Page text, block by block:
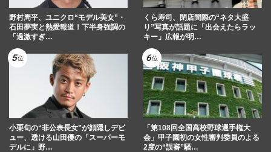
野村周平、ユニクロ“モデル美女”・
石田夢実と熱愛報道！下半身強調の
「過激すぎ…
くら寿司、閉店間際の“ネタ大盛
り”写真が話題に「出会えたらラッ
キー」広報が明…
小栗旬の“非公表長女”が顔隠しデビ
ュー、透ける山田優の「スーパーモ
デルに」野…
「第108回全国高校野球選手権大
会」甲子園初の女性審判委員のよる
2度の“誤審”騒…